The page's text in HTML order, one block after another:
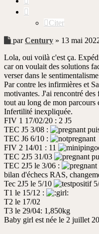
Citer
Message
lu
parCentury » 13 mai
Lola, oui voilà c'est ça.
car on voulait des solutions
verser dans le
Par contre les infirmières et
motivantes. J'ai rencontré
tout au long de mon parcours
Infertilité inexpliquée.
FIV 1 17/02/20 : 2 J5
TEC J5 3/08 :
TEC J6 6/10 :
FIV 2 14/01 : 11
TEC 2J5 31/03
TEC 2J5 le 3/06 :
bilan d'échecs RAS,
Tec 2J5 le 5/10
5/
T1 le 15/12 :
T2 le 17/02
T3 le 29/04: 1,850kg
Baby girl est née le 2 juillet